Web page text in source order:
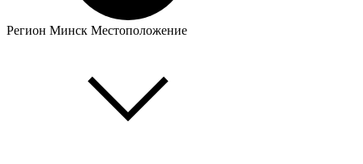
Регион Минск Местоположение